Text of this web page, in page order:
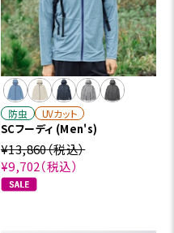
防虫 UVカット
SCフーディ (Men's)
¥13,860（税込）
¥9,702（税込）